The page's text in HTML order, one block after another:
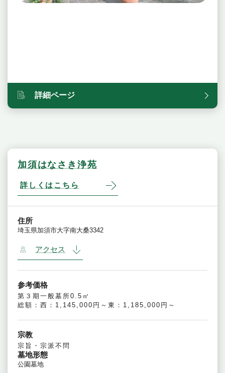
詳細ページ
加須はなさき浄苑
詳しくはこちら
住所
埼玉県加須市大字南大桑3342
アクセス
参考価格
第３期一般墓所0.5㎡
総額：西：1,145,000円～東：1,185,000円～
宗教
宗旨・宗派不問
墓地形態
公園墓地